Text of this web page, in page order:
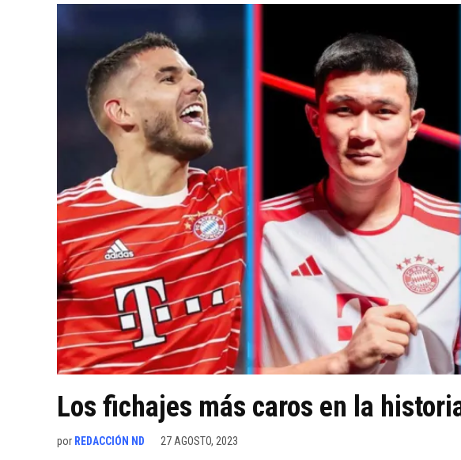
Los fichajes más caros en la
por REDACCIÓN ND 27 AGOSTO, 2023